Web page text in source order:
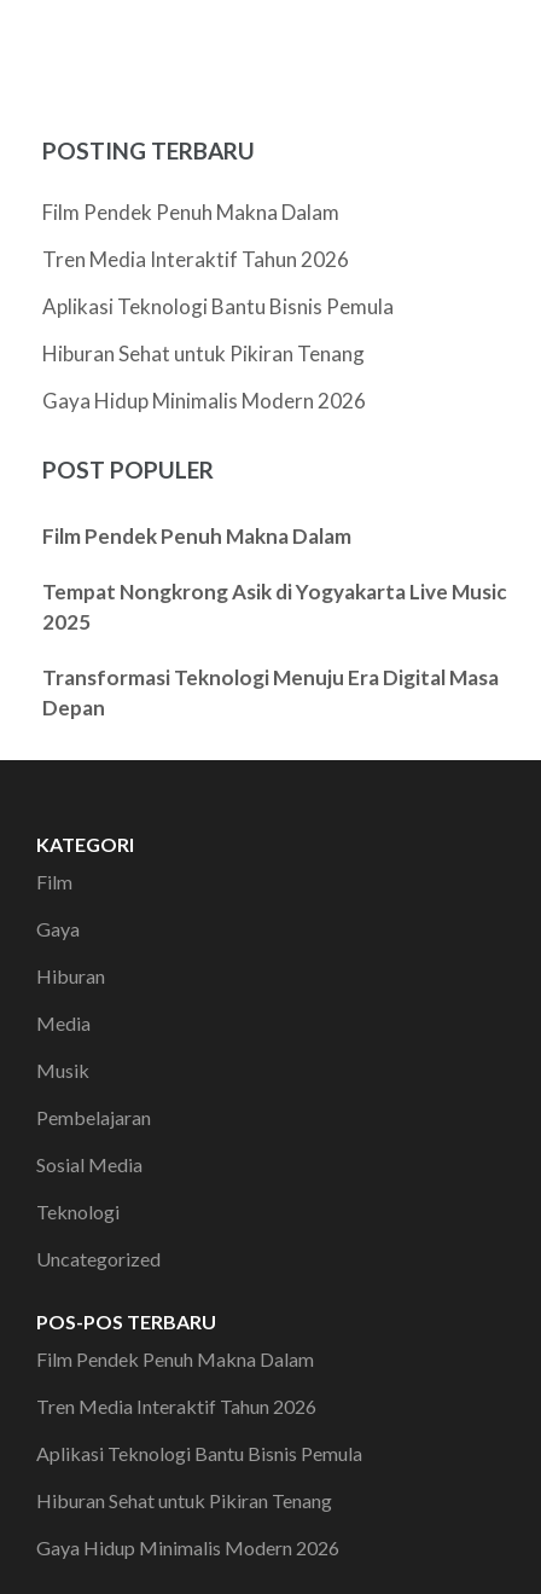
POSTING TERBARU
Film Pendek Penuh Makna Dalam
Tren Media Interaktif Tahun 2026
Aplikasi Teknologi Bantu Bisnis Pemula
Hiburan Sehat untuk Pikiran Tenang
Gaya Hidup Minimalis Modern 2026
POST POPULER
Film Pendek Penuh Makna Dalam
Tempat Nongkrong Asik di Yogyakarta Live Music
2025
Transformasi Teknologi Menuju Era Digital Masa
Depan
KATEGORI
Film
Gaya
Hiburan
Media
Musik
Pembelajaran
Sosial Media
Teknologi
Uncategorized
POS-POS TERBARU
Film Pendek Penuh Makna Dalam
Tren Media Interaktif Tahun 2026
Aplikasi Teknologi Bantu Bisnis Pemula
Hiburan Sehat untuk Pikiran Tenang
Gaya Hidup Minimalis Modern 2026